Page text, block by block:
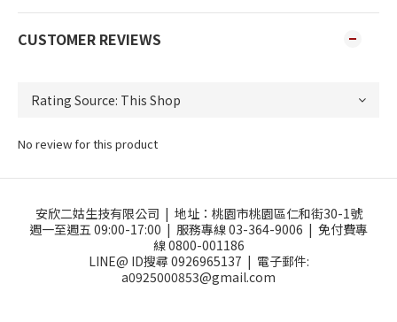
CUSTOMER REVIEWS
No review for this product
安欣二姑生技有限公司 | 地址： 桃園市桃園區仁和街30-1號
週一至週五 09:00-17:00 | 服務專線 03-364-9006 | 免付費專
線 0800-001186
LINE@ ID搜尋 0926965137 | 電子郵件:
a0925000853@gmail.com